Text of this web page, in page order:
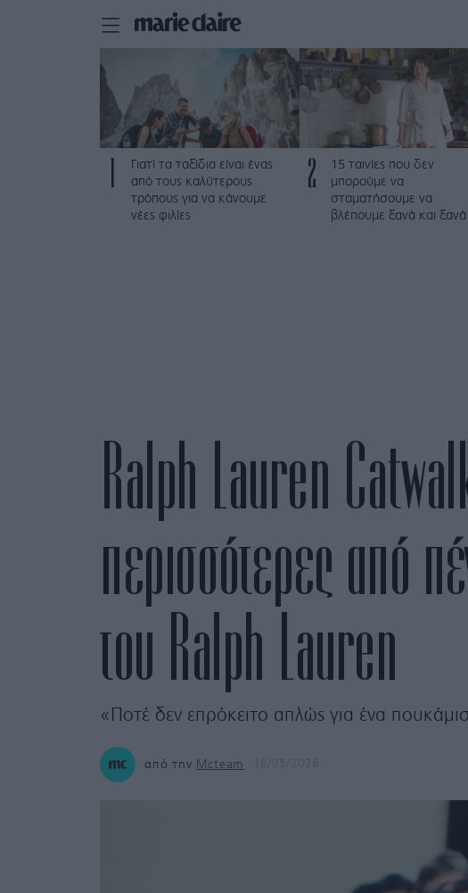
Γιατί τα ταξίδια είναι ένας
από τους καλύτερους
τρόπους για να κάνουμε
νέες φιλίες
2
15 ταινίες που δεν
μπορούμε να
σταματήσουμε να
βλέπουμε ξανά και ξανά
Ralph Lauren
περισσότερες από
του Ralph Lauren
«Ποτέ δεν επρόκειτο απλώς για ένα
από την Mcteam